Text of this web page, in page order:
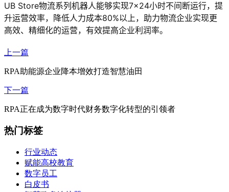
UB Store物流系列机器人能够实现7×24小时不间断运行，提
升运营效率，降低人力成本80%以上，助力物流企业实现更
高效、精细化的运营，有效提高企业利润率。
上一篇
RPA助能源企业降本增效打造智慧油田
下一篇
RPA正在成为数字时代财务数字化转型的引领者
热门标签
行业动态
赋能高校教育
数字员工
白皮书